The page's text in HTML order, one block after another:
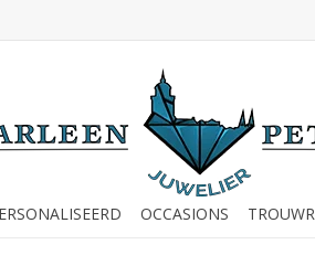
OCCASIONS